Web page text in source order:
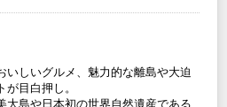
いしいグルメ、魅力的な離島や大迫
目白押し。
大島や日本初の世界自然遺産である